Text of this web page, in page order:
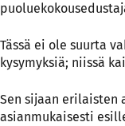
Tässä ei ole suurta
kysymyksiä; niissä
Sen sijaan erilaisten
asianmukaisesti